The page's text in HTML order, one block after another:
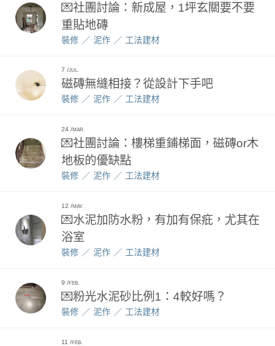
💌社團討論：新成屋，1坪玄關要不要
重貼地磚
裝修 泥作 工法建材
7 JUL.
磁磚無縫相接？從設計下手吧
裝修 泥作 工法建材
24 MAR.
💌社團討論：樓梯重鋪梯面，磁磚or木
地板的優缺點
裝修 泥作 工法建材
12 MAY.
💌水泥加防水粉，有加有保疪，尤其在
浴室
裝修 泥作 工法建材
9 FEB.
💌粉光水泥砂比例1：4較好嗎？
裝修 泥作 工法建材
11 FEB.